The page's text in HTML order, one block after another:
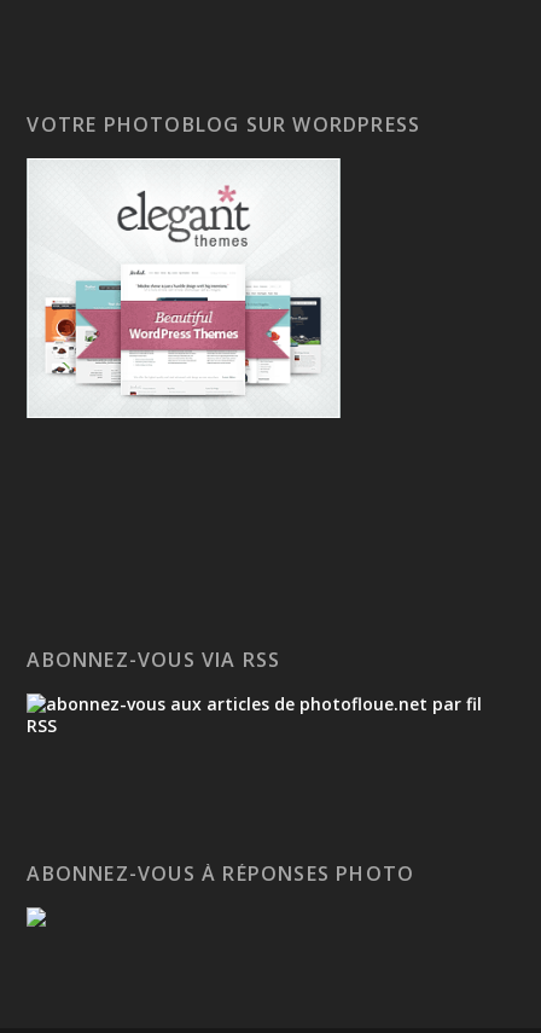
VOTRE PHOTOBLOG SUR WORDPRESS
ABONNEZ-VOUS VIA RSS
ABONNEZ-VOUS À RÉPONSES PHOTO